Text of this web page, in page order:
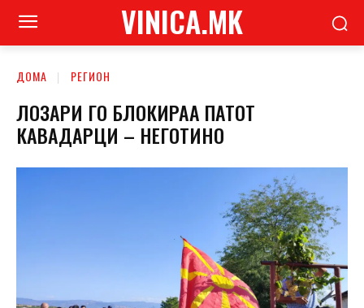
VINICA.MK
ДОМА РЕГИОН
ЛОЗАРИ ГО БЛОКИРАА ПАТОТ
КАВАДАРЦИ – НЕГОТИНО